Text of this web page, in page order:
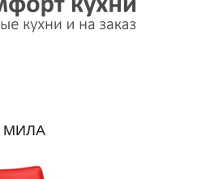
МИЛА